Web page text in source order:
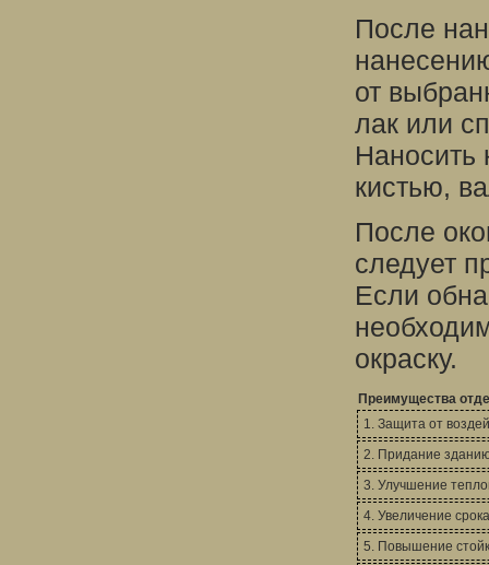
После
от
лак или
Наносить
кистью,
После
следует
Если
окраску.
Преимущества
1. Защита от
2. Придание
3. Улучшение
4. Увеличение
5. Повышение